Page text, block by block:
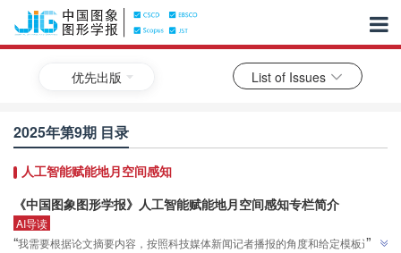
优先出版 List of Issues
2025年第9期 目录
人工智能赋能地月空间感知
《中国图象图形学报》人工智能赋能地月空间感知专栏简介
AI导读
“我需要根据论文摘要内容，按照科技媒体新闻记者播报的角度和给定模板进行
”